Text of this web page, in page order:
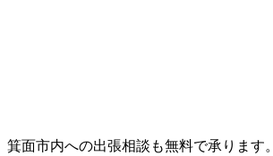
面市内への出張相談も無料で承ります。